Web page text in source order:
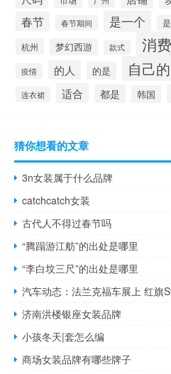
春节 春节期间 是一个
杭州 梦幻西游 款式 消
疫情 的人 的是 自己的
连衣裙 适合 都是 韩国
猜你想看的文章
3n女装属于什么品牌
catchcatch女装
古代人不得过春节吗
“腾蹋游江舫”的出处是哪里
“李白坟三尺”的出处是哪里
济南洪楼银座女装品牌
小孩冬天|套怎么编
商场女装品牌有哪些牌子